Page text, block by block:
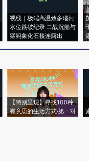
视线｜极端高温致多瑙河
水位跌破纪录 二战沉船与
猛犸象化石接连露出
【特别呈现】寻找100种
有意思的生活方式·第一对